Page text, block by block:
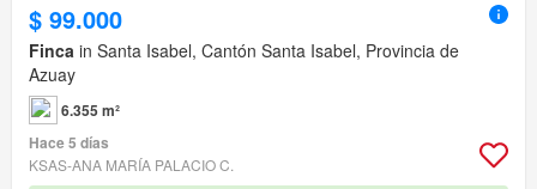
$ 99.000
Finca in Santa Isabel, Cantón Santa Isabel, Provincia de
Azuay
6.355 m²
Hace 5 días
KSAS-ANA MARÍA PALACIO C.